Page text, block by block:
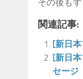
その後も
関連記事:
[新日
[新日
セージ